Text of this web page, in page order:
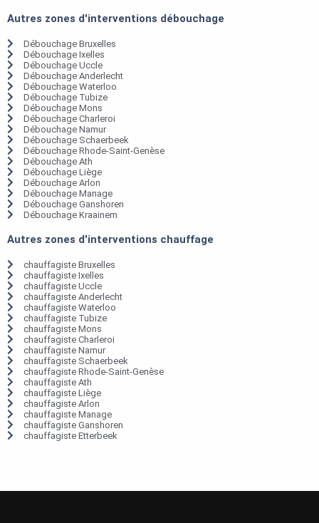
Autres zones d'interventions débouchage
Débouchage Bruxelles
Débouchage Ixelles
Débouchage Uccle
Débouchage Anderlecht
Débouchage Waterloo
Débouchage Tubize
Débouchage Mons
Débouchage Charleroi
Débouchage Namur
Débouchage Schaerbeek
Débouchage Rhode-Saint-Genèse
Débouchage Ath
Débouchage Liège
Débouchage Arlon
Débouchage Manage
Débouchage Ganshoren
Débouchage Kraainem
Autres zones d'interventions chauffage
chauffagiste Bruxelles
chauffagiste Ixelles
chauffagiste Uccle
chauffagiste Anderlecht
chauffagiste Waterloo
chauffagiste Tubize
chauffagiste Mons
chauffagiste Charleroi
chauffagiste Namur
chauffagiste Schaerbeek
chauffagiste Rhode-Saint-Genèse
chauffagiste Ath
chauffagiste Liège
chauffagiste Arlon
chauffagiste Manage
chauffagiste Ganshoren
chauffagiste Etterbeek